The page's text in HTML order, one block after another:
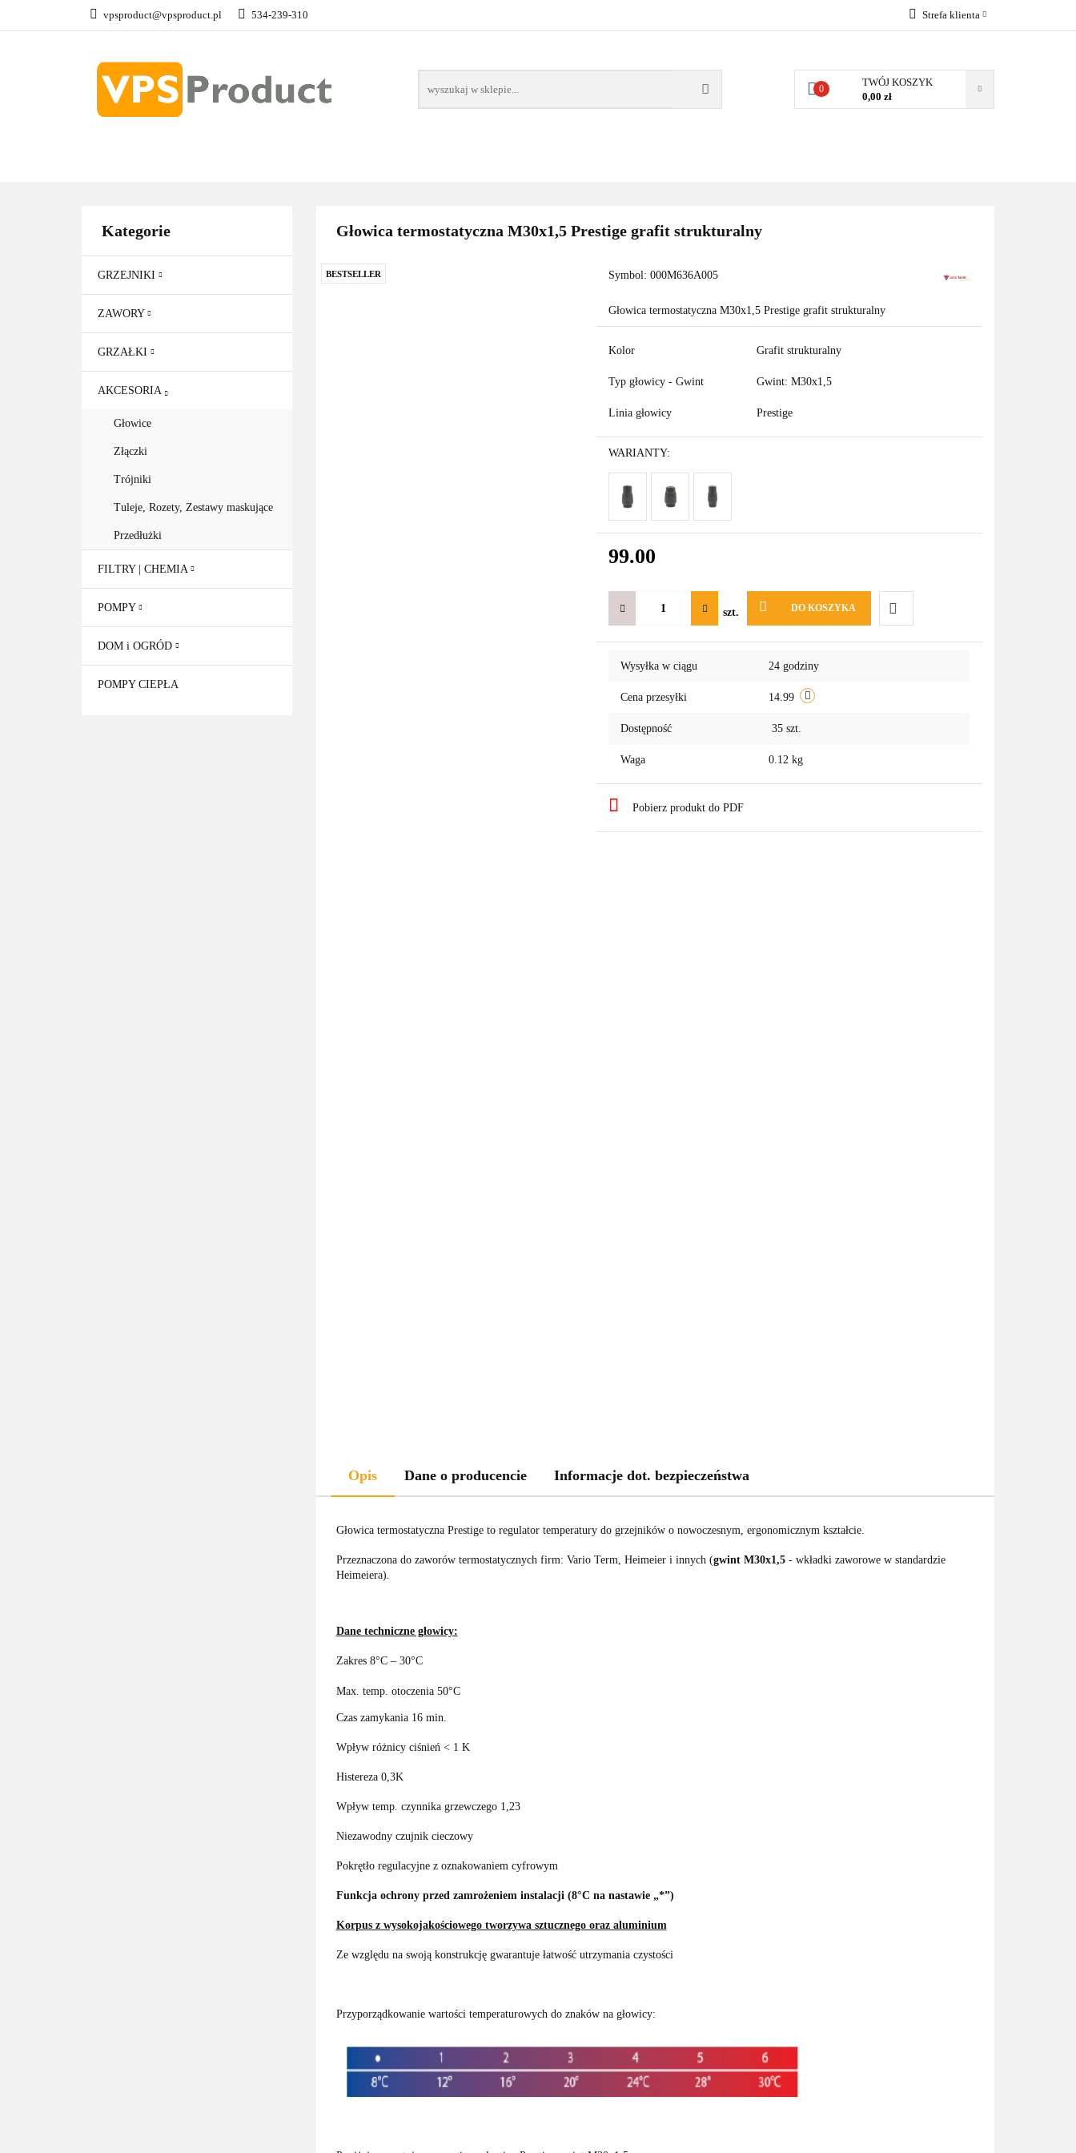
vpsproduct@vpsproduct.pl 534-239-310 Strefa klienta
Zarejestruj się
0
TWÓJ KOSZYK
0,00 zł
GRZEJNIKI
Kategorie
GRZEJNIKI
ZAWORY
GRZAŁKI
AKCESORIA
Głowice
Złączki
Trójniki
Tuleje, Rozety, Zestawy maskujące
Przedłużki
FILTRY | CHEMIA
POMPY
DOM i OGRÓD
POMPY CIEPŁA
Głowica termostatyczna M30x1,5 Prestige grafit strukturalny
BESTSELLER Symbol:000M636A005
Głowica termostatyczna M30x1,5 Prestige grafit strukturalny
Kolor Grafit strukturalny
Typ głowicy - Gwint Gwint: M30x1,5
Linia głowicy Prestige
WARIANTY:
99.00
szt. DO KOSZYKA
Do
Wysyłka w ciągu 24 godziny
Cena przesyłki 14.99
Dostępność 35 szt.
Waga 0.12 kg
Pobierz produkt do PDF
Opis Dane o producencie Informacje dot. bezpieczeństwa
Głowica termostatyczna Prestige to regulator temperatury do grzejników o nowoczesnym, ergonomicznym kształcie.
Przeznaczona do zaworów termostatycznych firm: Vario Term, Heimeier i innych (gwint M30x1,5- wkładki zaworowe w standardzie
Heimeiera).
Dane techniczne głowicy:
Zakres 8°C – 30°C
Max. temp. otoczenia 50°C
Czas zamykania 16 min.
Wpływ różnicy ciśnień < 1 K
Histereza 0,3K
Wpływ temp. czynnika grzewczego 1,23
Niezawodny czujnik cieczowy
Pokrętło regulacyjne z oznakowaniem cyfrowym
Funkcja ochrony przed zamrożeniem instalacji (8°C na nastawie „*”)
Korpus z wysokojakościowego tworzywa sztucznego oraz aluminium
Ze względu na swoją konstrukcję gwarantuje łatwość utrzymania czystości
Przyporządkowanie wartości temperaturowych do znaków na głowicy: